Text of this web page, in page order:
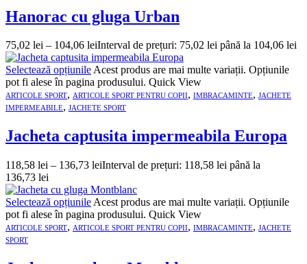
Hanorac cu gluga Urban
75,02 lei – 104,06 leiInterval de prețuri: 75,02 lei până la 104,06 lei
Selectează opțiunileAcest produs are mai multe variații. Opțiunile
pot fi alese în pagina produsului. Quick View
ARTICOLE SPORT, ARTICOLE SPORT PENTRU COPII, IMBRACAMINTE, JACHETE
IMPERMEABILE, JACHETE SPORT
Jacheta captusita impermeabila Europa
118,58 lei – 136,73 leiInterval de prețuri: 118,58 lei până la
136,73 lei
Selectează opțiunile Acest produs are mai multe variații. Opțiunile
pot fi alese în pagina produsului. Quick View
ARTICOLE SPORT, ARTICOLE SPORT PENTRU COPII, IMBRACAMINTE, JACHETE
SPORT